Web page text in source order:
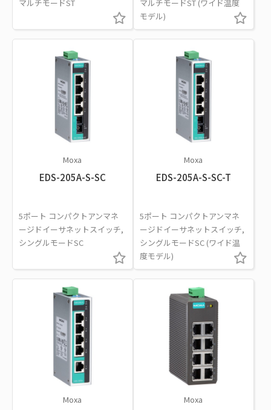
マルチモードST
マルチモードST (ワイド温度
モデル)
Moxa
EDS-205A-S-SC
5ポート コンパクトアンマネ
ージドイーサネットスイッチ,
シングルモードSC
Moxa
EDS-205A-S-SC-T
5ポート コンパクトアンマネ
ージドイーサネットスイッチ,
シングルモードSC (ワイド温
度モデル)
Moxa Moxa